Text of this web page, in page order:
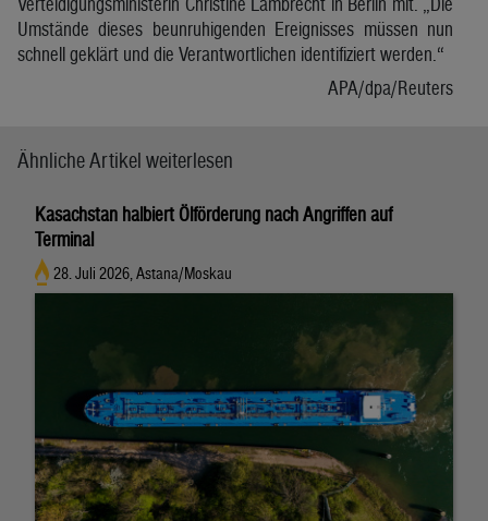
Umstände dieses beunruhigenden Ereignisses müssen nun
schnell geklärt und die Verantwortlichen identifiziert werden.“
APA/dpa/Reuters
Ähnliche Artikel weiterlesen
Kasachstan halbiert Ölförderung nach Angriffen auf
Terminal
28. Juli 2026, Astana/Moskau